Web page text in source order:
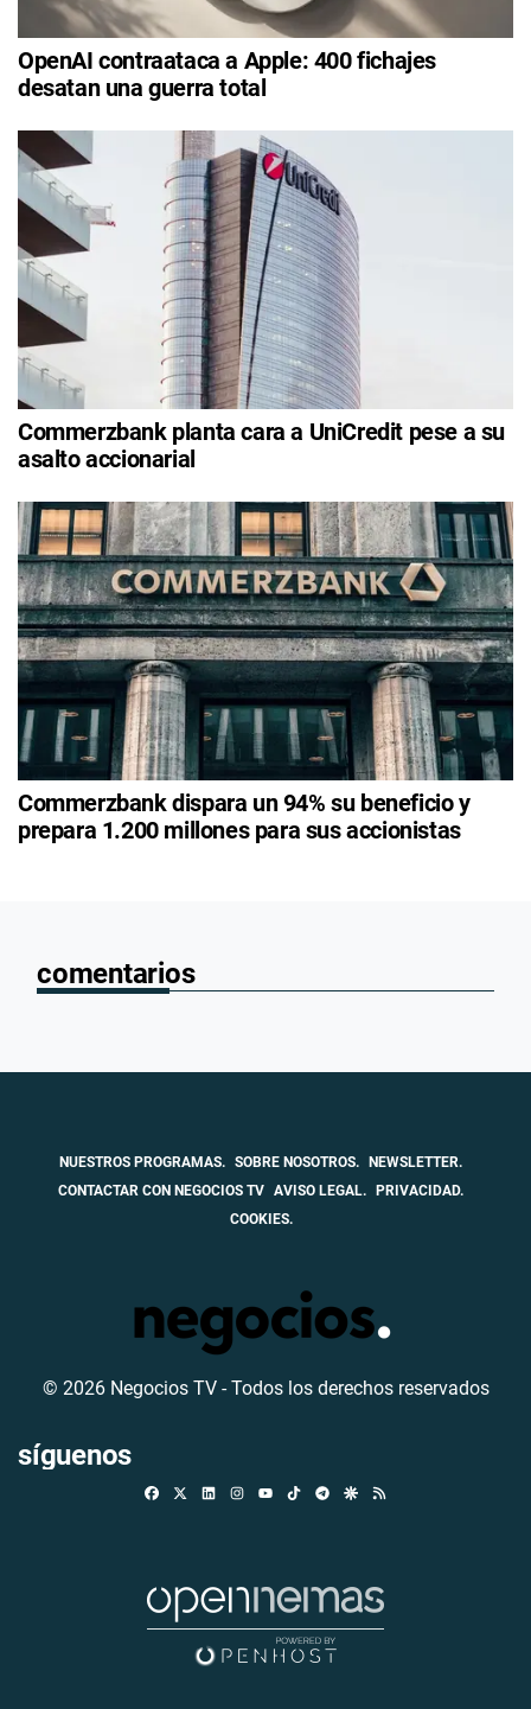
OpenAI contraataca a Apple: 400 fichajes
desatan una guerra total
Commerzbank planta cara a UniCredit pese a su
asalto accionarial
Commerzbank dispara un 94% su beneficio y
prepara 1.200 millones para sus accionistas
comentarios
NUESTROS PROGRAMAS. SOBRE NOSOTROS.
NEWSLETTER.
CONTACTAR CON NEGOCIOS TV AVISO LEGAL.
PRIVACIDAD.
COOKIES.
© 2026 Negocios TV - Todos los derechos reservados
síguenos
FacebookLinkedinInstagramTikTokTelegramGoogle Discover